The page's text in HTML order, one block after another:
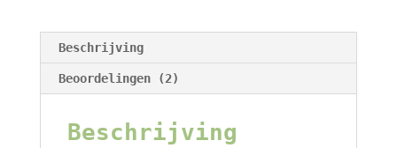
Beschrijving
Beoordelingen (2)
Beschrijving